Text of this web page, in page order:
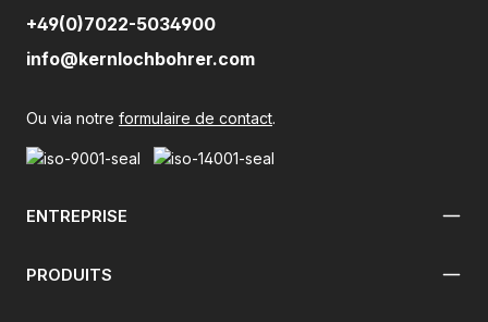
+49(0)7022-5034900
info@kernlochbohrer.com
Ou via notre formulaire de contact.
ENTREPRISE
PRODUITS